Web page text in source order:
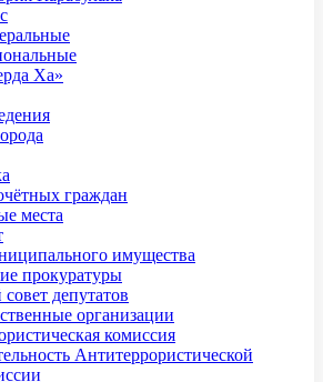
Ха»
граждан
места
имущества
прокуратуры
депутатов
организации
комиссия
Антитеррористической